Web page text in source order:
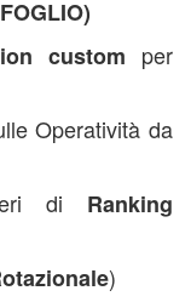
custom per
Operatività da
di Ranking
)